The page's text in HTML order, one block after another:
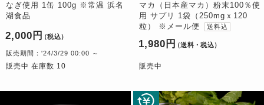
なぎ使用 1缶 100g ※常温 浜名
湖食品
2,000円 （税込）
販売期間：'24/3/29 00:00 ～
販売中 在庫数 10
マカ（日本産マカ）粉末100％使
用 サプリ 1袋（250mgｘ120
粒） ※メール便
送料込
1,980円 （送料・税込）
販売中